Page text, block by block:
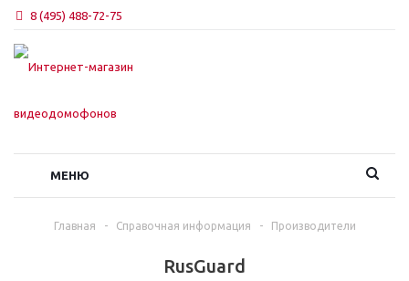
8 (495) 488-72-75
МЕНЮ
Главная - Справочная информация - Производители
RusGuard